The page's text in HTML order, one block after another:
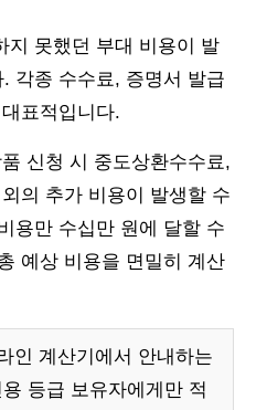
지 못했던 부대 비용이 발
각종 수수료, 증명서 발급
표적입니다.
신청 시 중도상환수수료,
의 추가 비용이 발생할 수
용만 수십만 원에 달할 수
예상 비용을 면밀히 계산
인 계산기에서 안내하는
등급 보유자에게만 적